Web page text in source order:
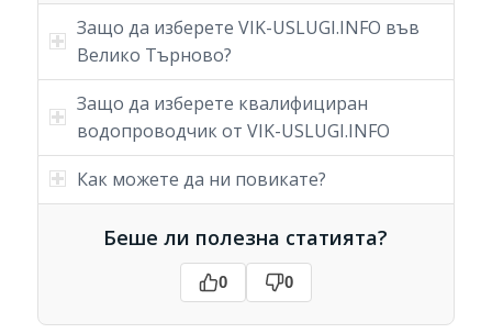
Защо да изберете VIK-USLUGI.INFO във
Велико Търново?
Защо да изберете квалифициран
водопроводчик от VIK-USLUGI.INFO
Как можете да ни повикате?
Беше ли полезна статията?
0 0